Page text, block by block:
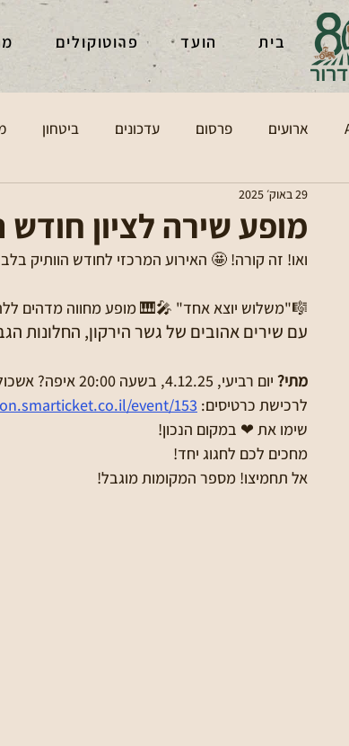
בית הועד פרוטוקולים
ארועים פרסום עדכונים ביטחון
מופע שירה לציון חודש
29 באוק׳ 2025
ואו! זה קורה! 🤩 האירוע המרכזי לחודש הוותיק
🎼"משלוש יוצא אחד" 🎤🎹 מופע מחווה מדהים
עם שירים אהובים של גשר הירקון, החלונות
מתי? יום רביעי, 4.12.25, בשעה 20:00 איפה? אשכול פיס קריית החינוך דרור.
לרכישת כרטיסים: event/153
שימו את ❤ במקום הנכון!
מחכים לכם לחגוג יחד!
אל תחמיצו! מספר המקומות מוגבל!